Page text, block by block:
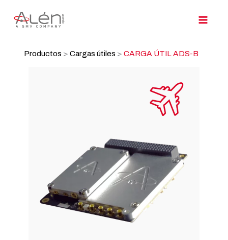
contenido
Productos > Cargas útiles > CARGA ÚTIL ADS-B